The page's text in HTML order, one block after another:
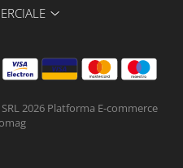
2026 Platforma E-commerce